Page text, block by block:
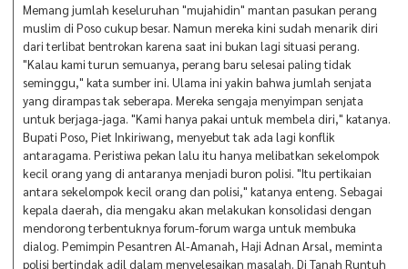
Memang jumlah keseluruhan "mujahidin" mantan pasukan perang
muslim di Poso cukup besar. Namun mereka kini sudah menarik diri
dari terlibat bentrokan karena saat ini bukan lagi situasi perang.
"Kalau kami turun semuanya, perang baru selesai paling tidak
seminggu," kata sumber ini. Ulama ini yakin bahwa jumlah senjata
yang dirampas tak seberapa. Mereka sengaja menyimpan senjata
untuk berjaga-jaga. "Kami hanya pakai untuk membela diri," katanya.
Bupati Poso, Piet Inkiriwang, menyebut tak ada lagi konflik
antaragama. Peristiwa pekan lalu itu hanya melibatkan sekelompok
kecil orang yang di antaranya menjadi buron polisi. "Itu pertikaian
antara sekelompok kecil orang dan polisi," katanya enteng. Sebagai
kepala daerah, dia mengaku akan melakukan konsolidasi dengan
mendorong terbentuknya forum-forum warga untuk membuka
dialog. Pemimpin Pesantren Al-Amanah, Haji Adnan Arsal, meminta
polisi bertindak adil dalam menyelesaikan masalah. Di Tanah Runtuh